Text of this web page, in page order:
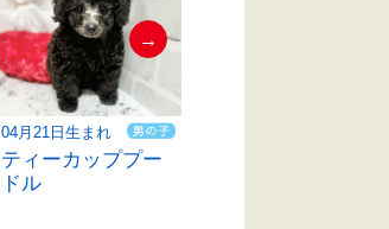
04月21日生まれ
ティーカッププー
ドル
→